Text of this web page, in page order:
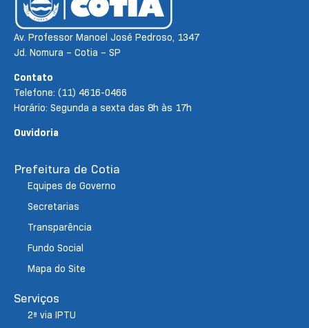
Av. Professor Manoel José Pedroso, 1347
Jd. Nomura – Cotia – SP
Contato
Telefone: (11) 4616-0466
Horário: Segunda a sexta das 8h às 17h
Ouvidoria
Prefeitura de Cotia
Equipes de Governo
Secretarias
Transparência
Fundo Social
Mapa do Site
Serviços
2ª via IPTU